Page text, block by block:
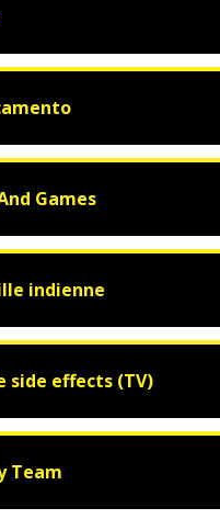
Games
indienne
side effects (TV)
Team